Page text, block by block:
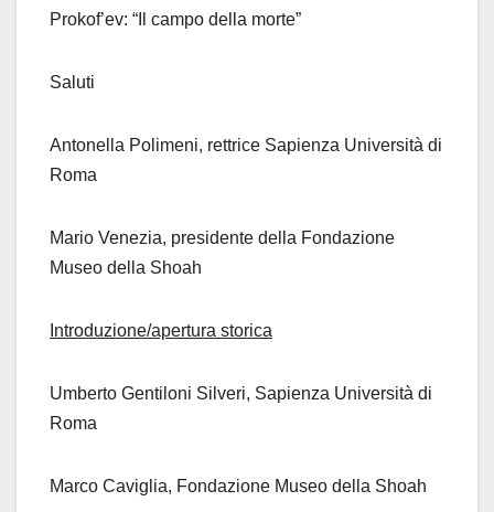
Prokof’ev: “Il campo della morte”
Saluti
Antonella Polimeni, rettrice Sapienza Università di
Roma
Mario Venezia, presidente della Fondazione
Museo della Shoah
Introduzione/apertura storica
Umberto Gentiloni Silveri, Sapienza Università di
Roma
Marco Caviglia, Fondazione Museo della Shoah